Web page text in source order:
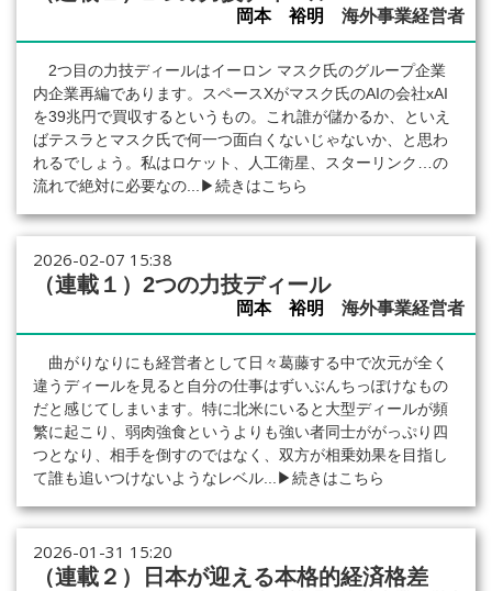
岡本 裕明 海外事業経営者
2つ目の力技ディールはイーロン マスク氏のグループ企業
内企業再編であります。スペースXがマスク氏のAIの会社xAI
を39兆円で買収するというもの。これ誰が儲かるか、といえ
ばテスラとマスク氏で何一つ面白くないじゃないか、と思わ
れるでしょう。私はロケット、人工衛星、スターリンク…の
流れで絶対に必要なの...
▶続きはこちら
2026-02-07 15:38
（連載１）2つの力技ディール
岡本 裕明 海外事業経営者
曲がりなりにも経営者として日々葛藤する中で次元が全く
違うディールを見ると自分の仕事はずいぶんちっぽけなもの
だと感じてしまいます。特に北米にいると大型ディールが頻
繁に起こり、弱肉強食というよりも強い者同士ががっぷり四
つとなり、相手を倒すのではなく、双方が相乗効果を目指し
て誰も追いつけないようなレベル...
▶続きはこちら
2026-01-31 15:20
（連載２）日本が迎える本格的経済格差